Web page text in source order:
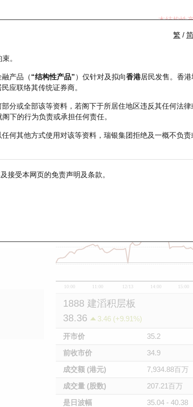
本结构性
ol-
繁 / 简
。
产品（“结构性产品”）仅针对及拟向香港居民发售。香
应联络其传统证券商。
分或全部该等资料，若阁下于所居住地区违反其任何法律
阁下的行为负责或承担任何责任。
何其他方式使用对该等资料，瑞银集团拒绝及一概不负责
接受本网页的免责声明及条款。
10:00 11:00 12/13 14:00 15:00
1888 建滔积层板
38.36
3.46 (+9.91%)
开市价
35.2
前收市价
34.9
成交额 (港元)
7,934.88百万
成交量 (股数)
207.21百万
是日波幅
35.04 - 40.38